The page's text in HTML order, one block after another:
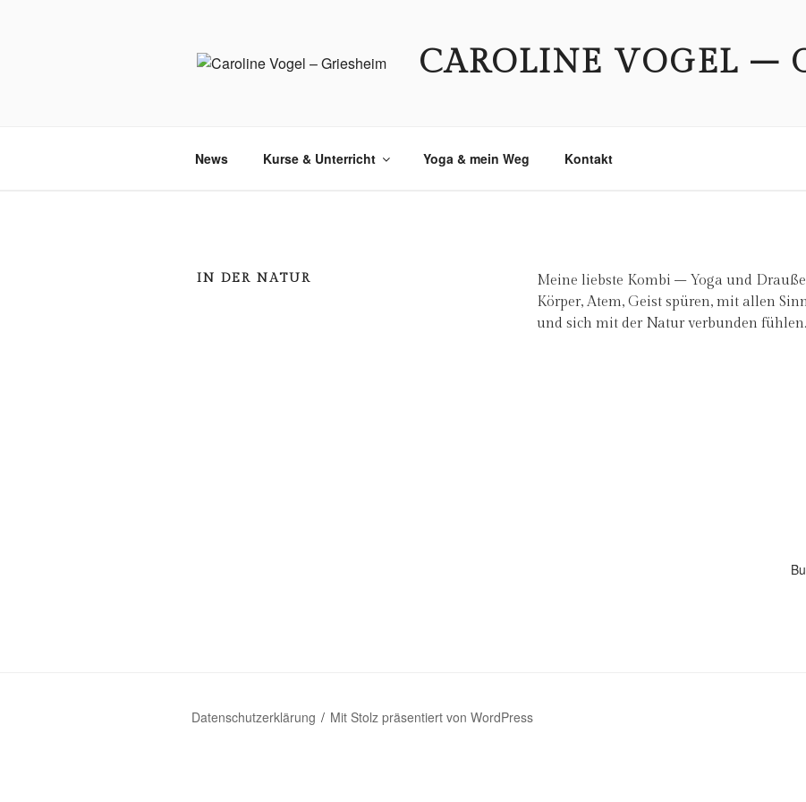
CAROLINE VOGEL –
News Kurse & Unterricht Yoga & mein Weg Kontakt
IN DER NATUR
Meine liebste Kombi – Yoga und
Körper, Atem, Geist spüren, mit allen
und sich mit der Natur verbunden fühlen.
Datenschutzerklärung Mit Stolz präsentiert von WordPress